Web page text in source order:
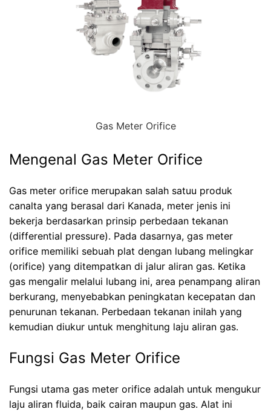
Gas Meter Orifice
Mengenal Gas Meter Orifice
Gas meter orifice merupakan salah satuu produk
canalta yang berasal dari Kanada, meter jenis ini
bekerja berdasarkan prinsip perbedaan tekanan
(differential pressure). Pada dasarnya, gas meter
orifice memiliki sebuah plat dengan lubang melingkar
(orifice) yang ditempatkan di jalur aliran gas. Ketika
gas mengalir melalui lubang ini, area penampang aliran
berkurang, menyebabkan peningkatan kecepatan dan
penurunan tekanan. Perbedaan tekanan inilah yang
kemudian diukur untuk menghitung laju aliran gas.
Fungsi Gas Meter Orifice
Fungsi utama gas meter orifice adalah untuk mengukur
laju aliran fluida, baik cairan maupun gas. Alat ini